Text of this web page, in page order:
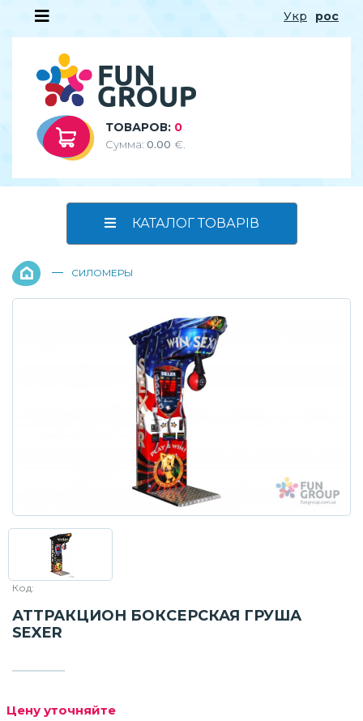
Укр рос
ТОВАРОВ: 0
Сумма: 0.00 €.
КАТАЛОГ ТОВАРІВ
— СИЛОМЕРЫ
Код:
АТТРАКЦИОН БОКСЕРСКАЯ ГРУША
SEXER
Цену уточняйте